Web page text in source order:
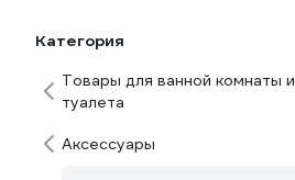
Категория
Товары для ванной комнаты и
туалета
Аксессуары